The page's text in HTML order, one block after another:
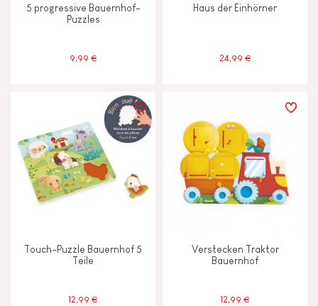
5 progressive Bauernhof-
Puzzles
9,99 €
Haus der Einhörner
24,99 €
Touch-Puzzle Bauernhof 5
Teile
12,99 €
Verstecken Traktor
Bauernhof
12,99 €